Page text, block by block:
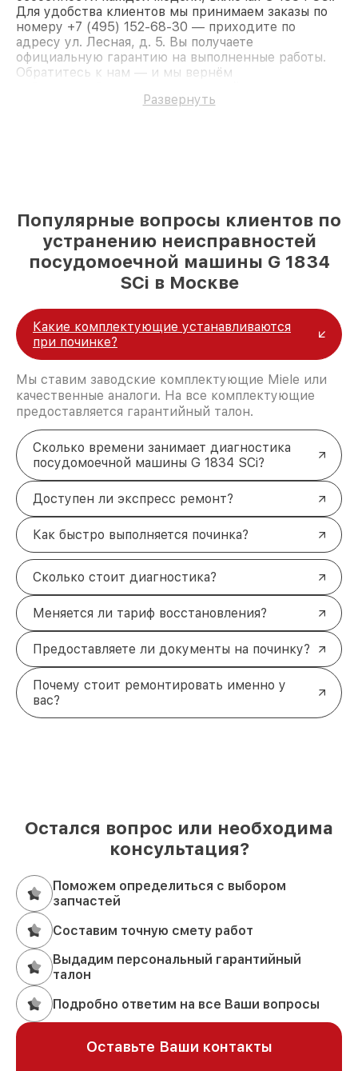
Для удобства клиентов мы принимаем заказы по
номеру +7 (495) 152-68-30 — приходите по
адресу ул. Лесная, д. 5. Вы получаете
официальную гарантию на выполненные работы.
Обратитесь к нам — и мы вернём
Развернуть
Популярные вопросы клиентов по
устранению неисправностей
посудомоечной машины G 1834
SCi в Москве
Какие комплектующие устанавливаются
при починке?
Мы ставим заводские комплектующие Miele или
качественные аналоги. На все комплектующие
предоставляется гарантийный талон.
Сколько времени занимает диагностика
посудомоечной машины G 1834 SCi?
Доступен ли экспресс ремонт?
Как быстро выполняется починка?
Сколько стоит диагностика?
Меняется ли тариф восстановления?
Предоставляете ли документы на починку?
Почему стоит ремонтировать именно у
вас?
Остался вопрос или необходима
консультация?
Поможем определиться с выбором
запчастей
Составим точную смету работ
Выдадим персональный гарантийный
талон
Подробно ответим на все Ваши вопросы
Оставьте Ваши контакты